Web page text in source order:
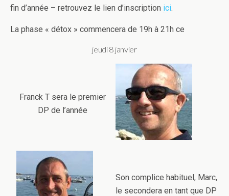
fin d’année – retrouvez le lien d’inscription ici.
La phase « détox » commencera de 19h à 21h ce
jeudi 8 janvier
Franck T sera le premier
DP de l’année
Son complice habituel, Marc,
le secondera en tant que DP